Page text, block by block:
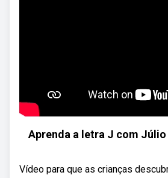
Aprenda a letra J com
Vídeo para que as crianças